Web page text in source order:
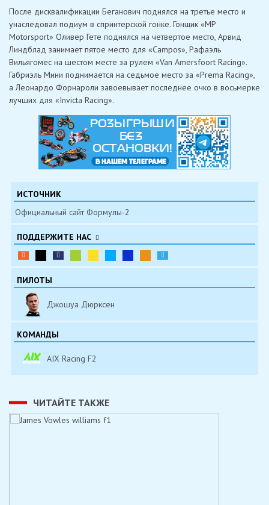
После дисквалификации Беганович поднялся на третье место и
унаследовал подиум в спринтерской гонке. Гонщик «MP
Motorsport» Оливер Гете поднялся на четвертое место, Арвид
Линдблад занимает пятое место для «Campos», Рафаэль
Вильягомес на шестом месте за рулем «Van Amersfoort Racing».
Габриэль Мини поднимается на седьмое место за «Prema Racing»,
а Леонардо Форнароли завоевывает последнее очко в восьмерке
лучших для «Invicta Racing».
ИСТОЧНИК
Официальный сайт Формулы-2
ПОДДЕРЖИТЕ НАС
ПИЛОТЫ
Джошуа Дюрксен
КОМАНДЫ
AIX Racing F2
ЧИТАЙТЕ ТАКЖЕ